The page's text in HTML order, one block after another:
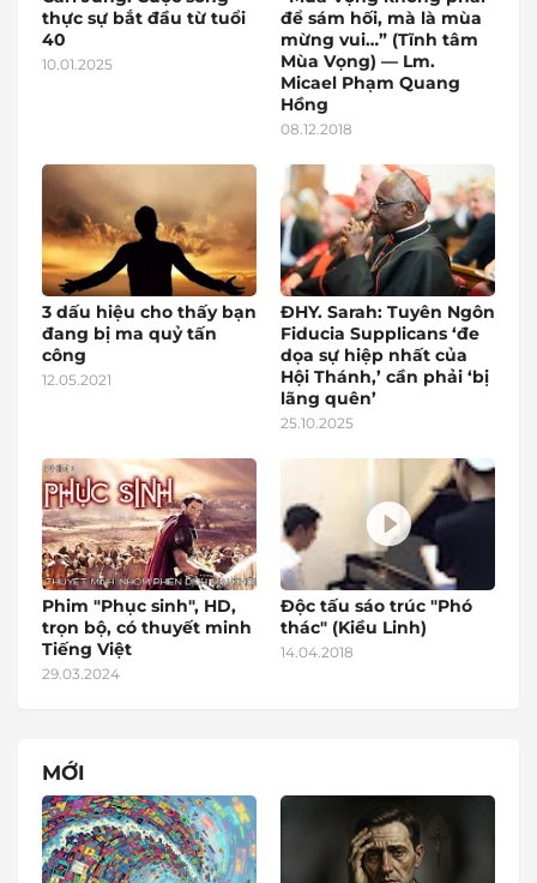
thực sự bắt đầu từ tuổi
40
10.01.2025
để sám hối, mà là mùa
mừng vui…” (Tĩnh tâm
Mùa Vọng) — Lm.
Micael Phạm Quang
Hồng
08.12.2018
3 dấu hiệu cho thấy bạn
đang bị ma quỷ tấn
công
12.05.2021
ĐHY. Sarah: Tuyên Ngôn
Fiducia Supplicans ‘đe
dọa sự hiệp nhất của
Hội Thánh,’ cần phải ‘bị
lãng quên’
25.10.2025
Phim "Phục sinh", HD,
trọn bộ, có thuyết minh
Tiếng Việt
29.03.2024
Độc tấu sáo trúc "Phó
thác" (Kiều Linh)
14.04.2018
MỚI